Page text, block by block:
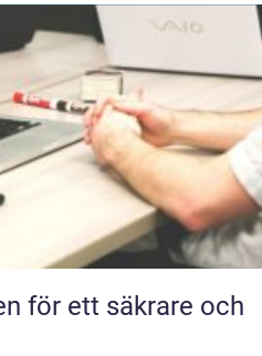
för ett säkrare och